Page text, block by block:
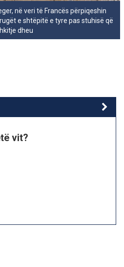
në veri të Francës përpiqeshin
e shtëpitë e tyre pas stuhisë që
dheu
vit?